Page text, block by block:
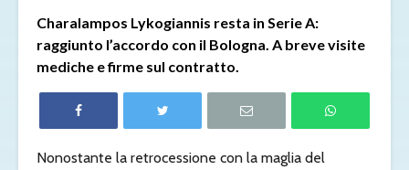
Charalampos Lykogiannis resta in Serie A:
raggiunto l’accordo con il Bologna. A breve visite
mediche e firme sul contratto.
Nonostante la retrocessione con la maglia del